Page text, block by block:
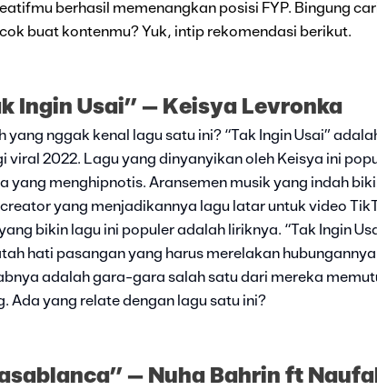
berhasil memenangkan posisi FYP. Bingung
buat kontenmu? Yuk, intip rekomendasi berikut.
Ingin Usai” – Keisya Levronka
yang nggak kenal lagu satu ini? “Tak Ingin Usai”
viral 2022. Lagu yang dinyanyikan oleh Keisya ini
yang menghipnotis. Aransemen musik yang indah
yang menjadikannya lagu latar untuk video
bikin lagu ini populer adalah liriknya. “Tak Ingin
hati pasangan yang harus merelakan
adalah gara-gara salah satu dari mereka
Ada yang relate dengan lagu satu ini?
– Nuha Bahrin ft